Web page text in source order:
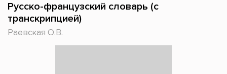
Русско-французский словарь (с
транскрипцией)
Раевская О.В.